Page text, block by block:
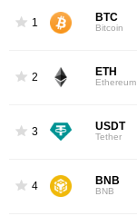
1 BTC
Bitcoin
2 ETH
Ethereum
3 USDT
Tether
4 BNB
BNB